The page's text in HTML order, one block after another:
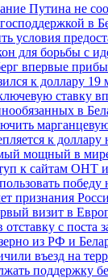
Путина не
в
условия
для борьбы с
впервые
к доллару
ставку
в
к
мощный в
к сайтам ОНТ
признания
визит в
с поста
из РФ и
въезд на
поддержку